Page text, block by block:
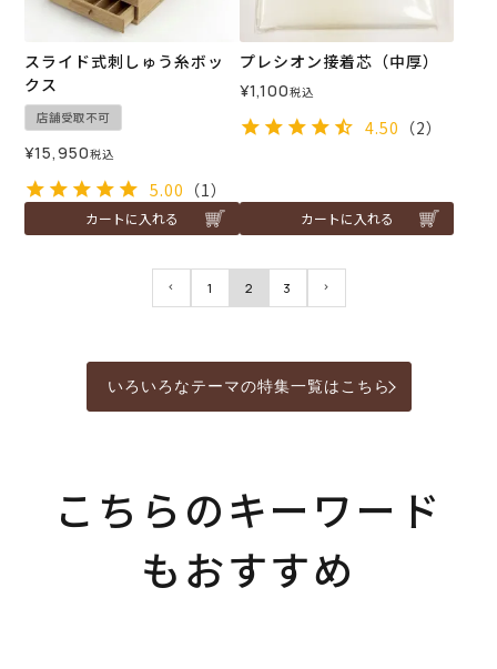
スライド式刺しゅう糸ボッ
クス
店舗受取不可
¥15,950税込
5.00 （1）
カートに入れる
プレシオン接着芯（中厚）
¥1,100税込
4.50 （2）
カートに入れる
1 2 3
いろいろなテーマの特集一覧はこちら
こちらのキーワード
もおすすめ